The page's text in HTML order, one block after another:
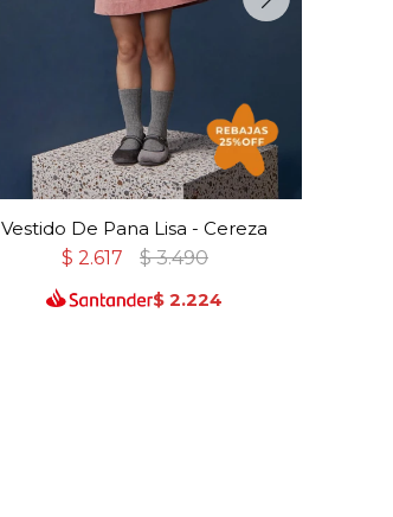
Vestido De Pana Lisa - Cereza
$ 2.617 $ 3.490
$ 2.224